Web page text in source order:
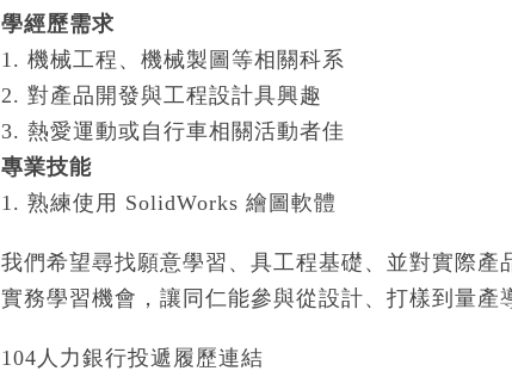
學經歷需求
1. 機械工程、機械製圖等相關科系
2. 對產品開發與工程設計具興趣
3. 熱愛運動或自行車相關活動者佳
專業技能
1. 熟練使用 SolidWorks 繪圖軟體
我們希望尋找願意學習、具工程基礎、並對實際
實務學習機會，讓同仁能參與從設計、打樣到量產
104人力銀行投遞履歷連結